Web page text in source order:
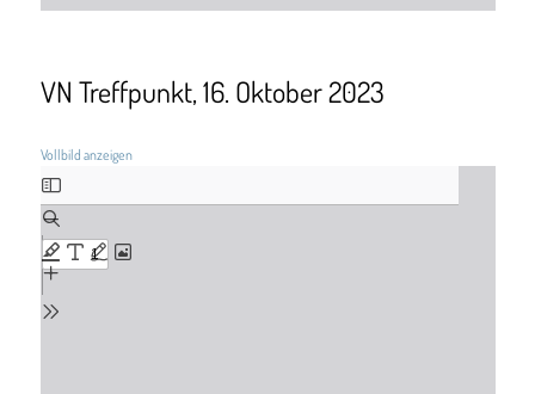
VN Treffpunkt, 16. Oktober 2023
Vollbild anzeigen